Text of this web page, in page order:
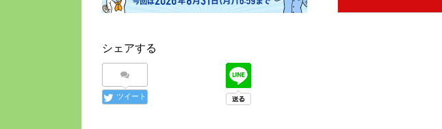
シェアする
ツイート